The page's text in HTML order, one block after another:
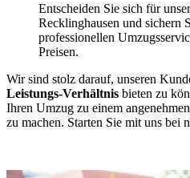
Entscheiden Sie sich für
Recklinghausen und sichern
professionellen
Preisen.
Wir sind stolz darauf, unseren
Leistungs-Verhältnis bieten zu
Ihren Umzug zu einem
zu machen. Starten Sie mit uns bei